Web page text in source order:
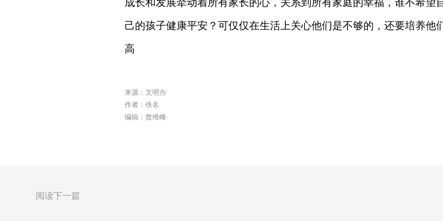
成长和发展牵动着所有家长的心，关系到所有家庭的幸福，谁不希望
己的孩子健康平安？可仅仅在生活上关心他们是不够的，还要培养他
高
来源：文明办
作者：佚名
编辑：曾维峰
阅读下一篇